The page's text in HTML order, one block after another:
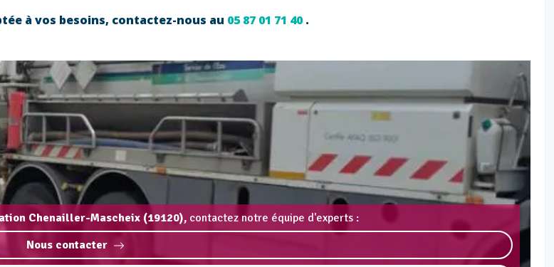
à vos besoins, contactez-nous au 05 87 01 71 40.
Chenailler-Mascheix (19120), contactez notre équipe d'experts :
Nous contacter